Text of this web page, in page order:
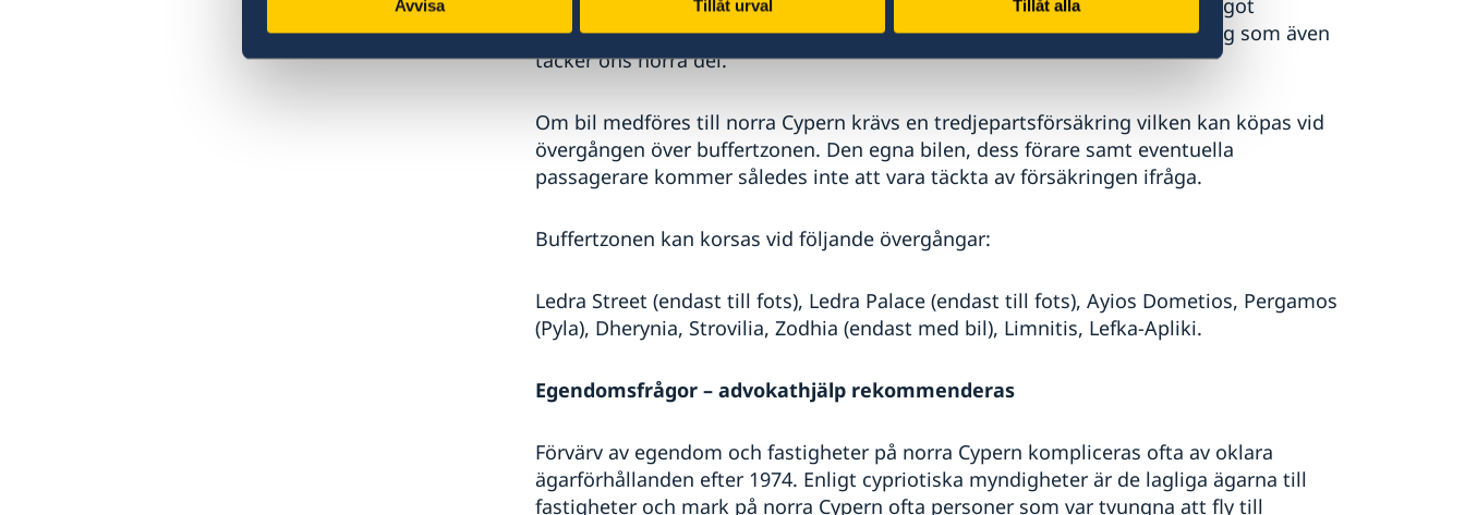
Avvisa Tillåt urval Tillåt alla
reda på vad som gäller kring bilförsäkring. Ambassaden känner inte till något
hyrbilsföretag på regeringskontrollerat territorium som erbjuder försäkring som även
täcker öns norra del.
Om bil medföres till norra Cypern krävs en tredjepartsförsäkring vilken kan köpas vid
övergången över buffertzonen. Den egna bilen, dess förare samt eventuella
passagerare kommer således inte att vara täckta av försäkringen ifråga.
Buffertzonen kan korsas vid följande övergångar:
Ledra Street (endast till fots), Ledra Palace (endast till fots), Ayios Dometios, Pergamos
(Pyla), Dherynia, Strovilia, Zodhia (endast med bil), Limnitis, Lefka-Apliki.
Egendomsfrågor – advokathjälp rekommenderas
Förvärv av egendom och fastigheter på norra Cypern kompliceras ofta av oklara
ägarförhållanden efter 1974. Enligt cypriotiska myndigheter är de lagliga ägarna till
fastigheter och mark på norra Cypern ofta personer som var tvungna att fly till